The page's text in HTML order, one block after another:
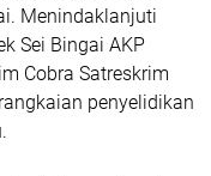
Menindaklanjuti
Sei Bingai AKP
Cobra Satreskrim
penyelidikan